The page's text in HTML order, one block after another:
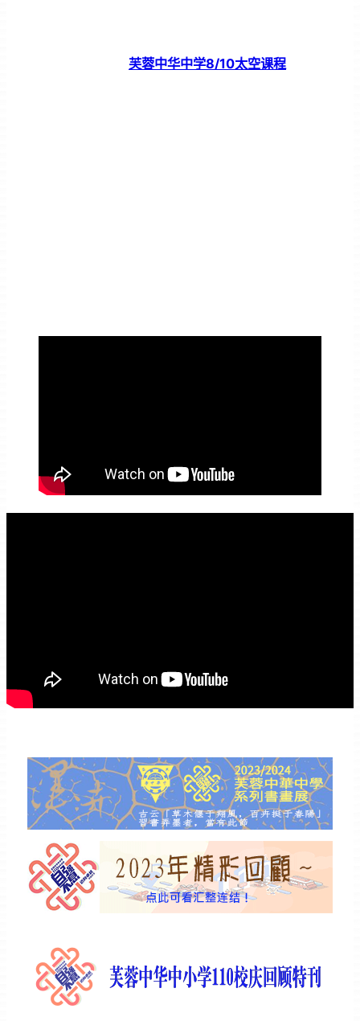
芙蓉中华中学8/10太空课程